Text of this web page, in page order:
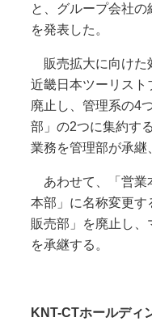
と、グループ会社
を発表した。
販売拡大に向けた
近畿日本ツーリスト
廃止し、管理系の4
部」の2つに集約す
業務を管理部が承継
あわせて、「営業
本部」に名称変更す
販売部」を廃止し
を承継する。
KNT-CTホールディ